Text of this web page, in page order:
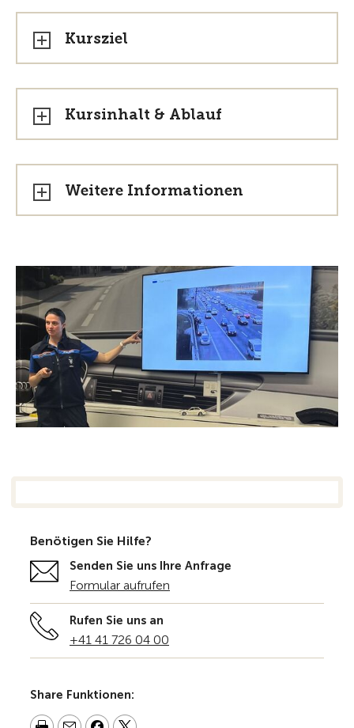
Kursziel
Kursinhalt & Ablauf
Weitere Informationen
Benötigen Sie Hilfe?
Senden Sie uns Ihre Anfrage
Formular aufrufen
Rufen Sie uns an
+41 41 726 04 00
Share Funktionen: